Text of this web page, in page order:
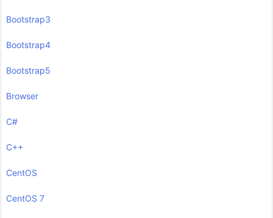
Bootstrap3
Bootstrap4
Bootstrap5
Browser
C#
C++
CentOS
CentOS 7